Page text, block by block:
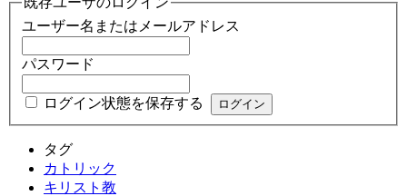
ユーザー名またはメールアドレス
パスワード
ログイン状態を保存する
タグ
カトリック
キリスト教